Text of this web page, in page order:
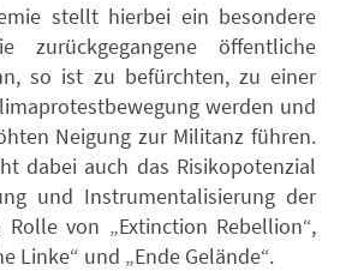
stellt hierbei ein besondere
zurückgegangene öffentliche
so ist zu befürchten, zu einer
werden und
Neigung zur Militanz führen.
dabei auch das Risikopotenzial
und Instrumentalisierung der
von „Extinction Rebellion“,
Linke“ und „Ende Gelände“.